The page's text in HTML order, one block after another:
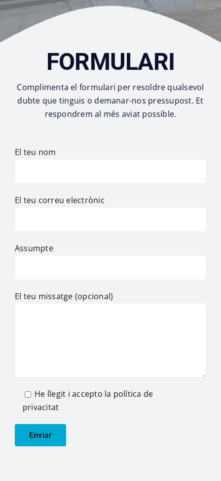
FORMULARI
Complimenta el formulari per resoldre qualsevol
dubte que tinguis o demanar-nos pressupost. Et
respondrem al més aviat possible.
El teu nom
El teu correu electrònic
Assumpte
El teu missatge (opcional)
He llegit i accepto la política de
privacitat